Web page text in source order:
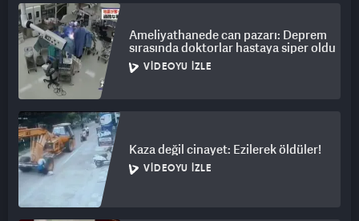
Ameliyathanede can pazarı: Deprem
sırasında doktorlar hastaya siper oldu
VIDEOYU İZLE
Kaza değil cinayet: Ezilerek öldüler!
VIDEOYU İZLE